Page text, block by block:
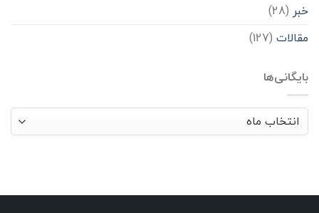
خبر (28)
مقالات (127)
بایگانی‌ها
بایگانی‌ها